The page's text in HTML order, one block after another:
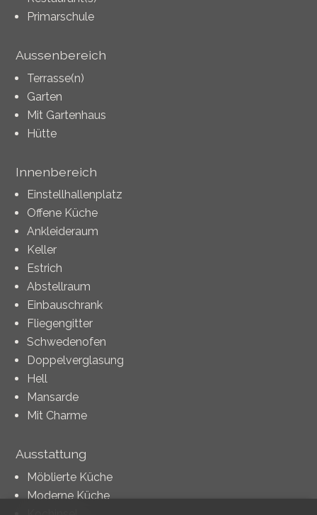
Primarschule
Aussenbereich
Terrasse(n)
Garten
Mit Gartenhaus
Hütte
Innenbereich
Einstellhallenplatz
Offene Küche
Ankleideraum
Keller
Estrich
Abstellraum
Einbauschrank
Fliegengitter
Schwedenofen
Doppelverglasung
Hell
Mansarde
Mit Charme
Ausstattung
Möblierte Küche
Moderne Küche